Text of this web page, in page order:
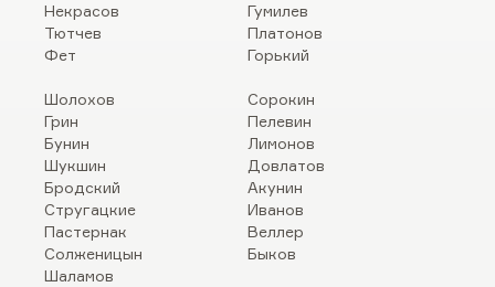
Некрасов
Тютчев
Фет
Гумилев
Платонов
Горький
Шолохов
Грин
Бунин
Шукшин
Бродский
Стругацкие
Пастернак
Солженицын
Шаламов
Сорокин
Пелевин
Лимонов
Довлатов
Акунин
Иванов
Веллер
Быков